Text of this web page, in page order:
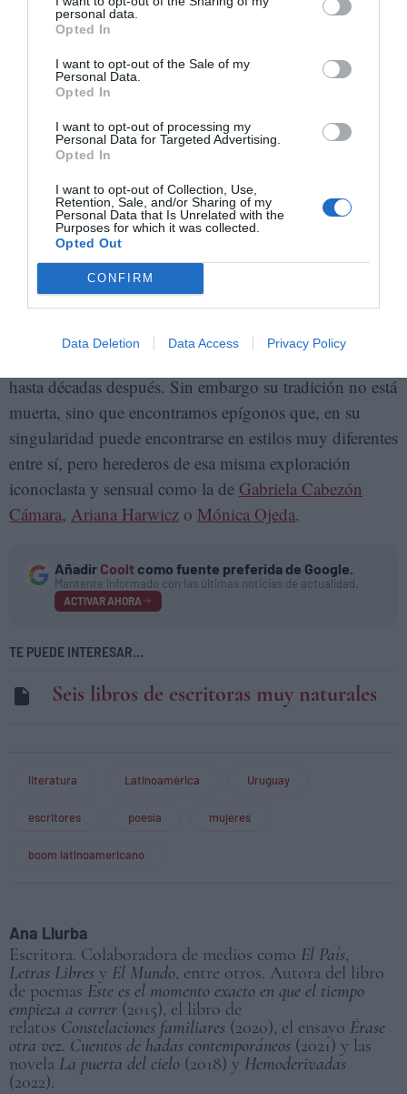
personal data.
Opted In
I want to opt-out of the Sale of my
Personal Data.
Opted In
I want to opt-out of processing my
Personal Data for Targeted Advertising.
Opted In
I want to opt-out of Collection, Use,
Retention, Sale, and/or Sharing of my
Personal Data that Is Unrelated with the
Purposes for which it was collected.
Opted Out
CONFIRM
Data Deletion Data Access Privacy Policy
Además, la obra de Marosa di Giorgio suele deambular
por los contornos entre los discursos lírico y narrativo.
Y eso porque una irreprimible voluntad de
experimentación poética, singularizadora del conjunto
límites de las casillas genéricas.
En conclusión, las sugestivas y perturbadoras
exploraciones estéticas en la obra de Armonía Somers y
Marosa di Giorgio pueden considerarse las fuentes de
las que bebieron las neovanguardias, así como el
realismo mágico y el
bajo la alargada sombra de su invisibilizada influencia.
Además, al igual que
Clarice Lispector , no fueron
hasta décadas después. Sin embargo su tradición no está
muerta, sino que encontramos epígonos que, en su
singularidad puede encontrarse en estilos muy diferentes
entre sí, pero herederos de esa misma exploración
iconoclasta y sensual como la de Gabriela Cabezón
Cámara, Ariana Harwicz o Mónica Ojeda.
Añadir Coolt como fuente preferida de Google.
Mantente informado con las últimas noticias de actualidad.
ACTIVAR AHORA
TE PUEDE INTERESAR...
Seis libros de escritoras muy naturales
literatura Latinoamérica Uruguay
escritores poesía mujeres
boom latinoamericano
Ana Llurba
Escritora. Colaboradora de medios como El País,
Letras Libres y El Mundo, entre otros. Autora del libro
de poemas Este es el momento exacto en que el tiempo
empieza a correr (2015), el libro de
relatos Constelaciones familiares (2020), el ensayo Érase
otra vez. Cuentos de hadas contemporáneos (2021) y las
novela La puerta del cielo (2018) y Hemoderivadas
(2022).